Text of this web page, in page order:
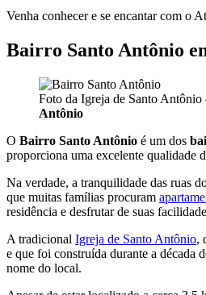
Venha conhecer e se encantar com o
Bairro Santo Antônio
Foto da Igreja de Santo Antônio
Antônio
O Bairro Santo Antônio é um dos
proporciona uma excelente qualidade
Na verdade, a tranquilidade das ruas
que muitas famílias procuram
residência e desfrutar de suas
A tradicional Igreja de Santo Antônio,
e que foi construída durante a década
nome do local.